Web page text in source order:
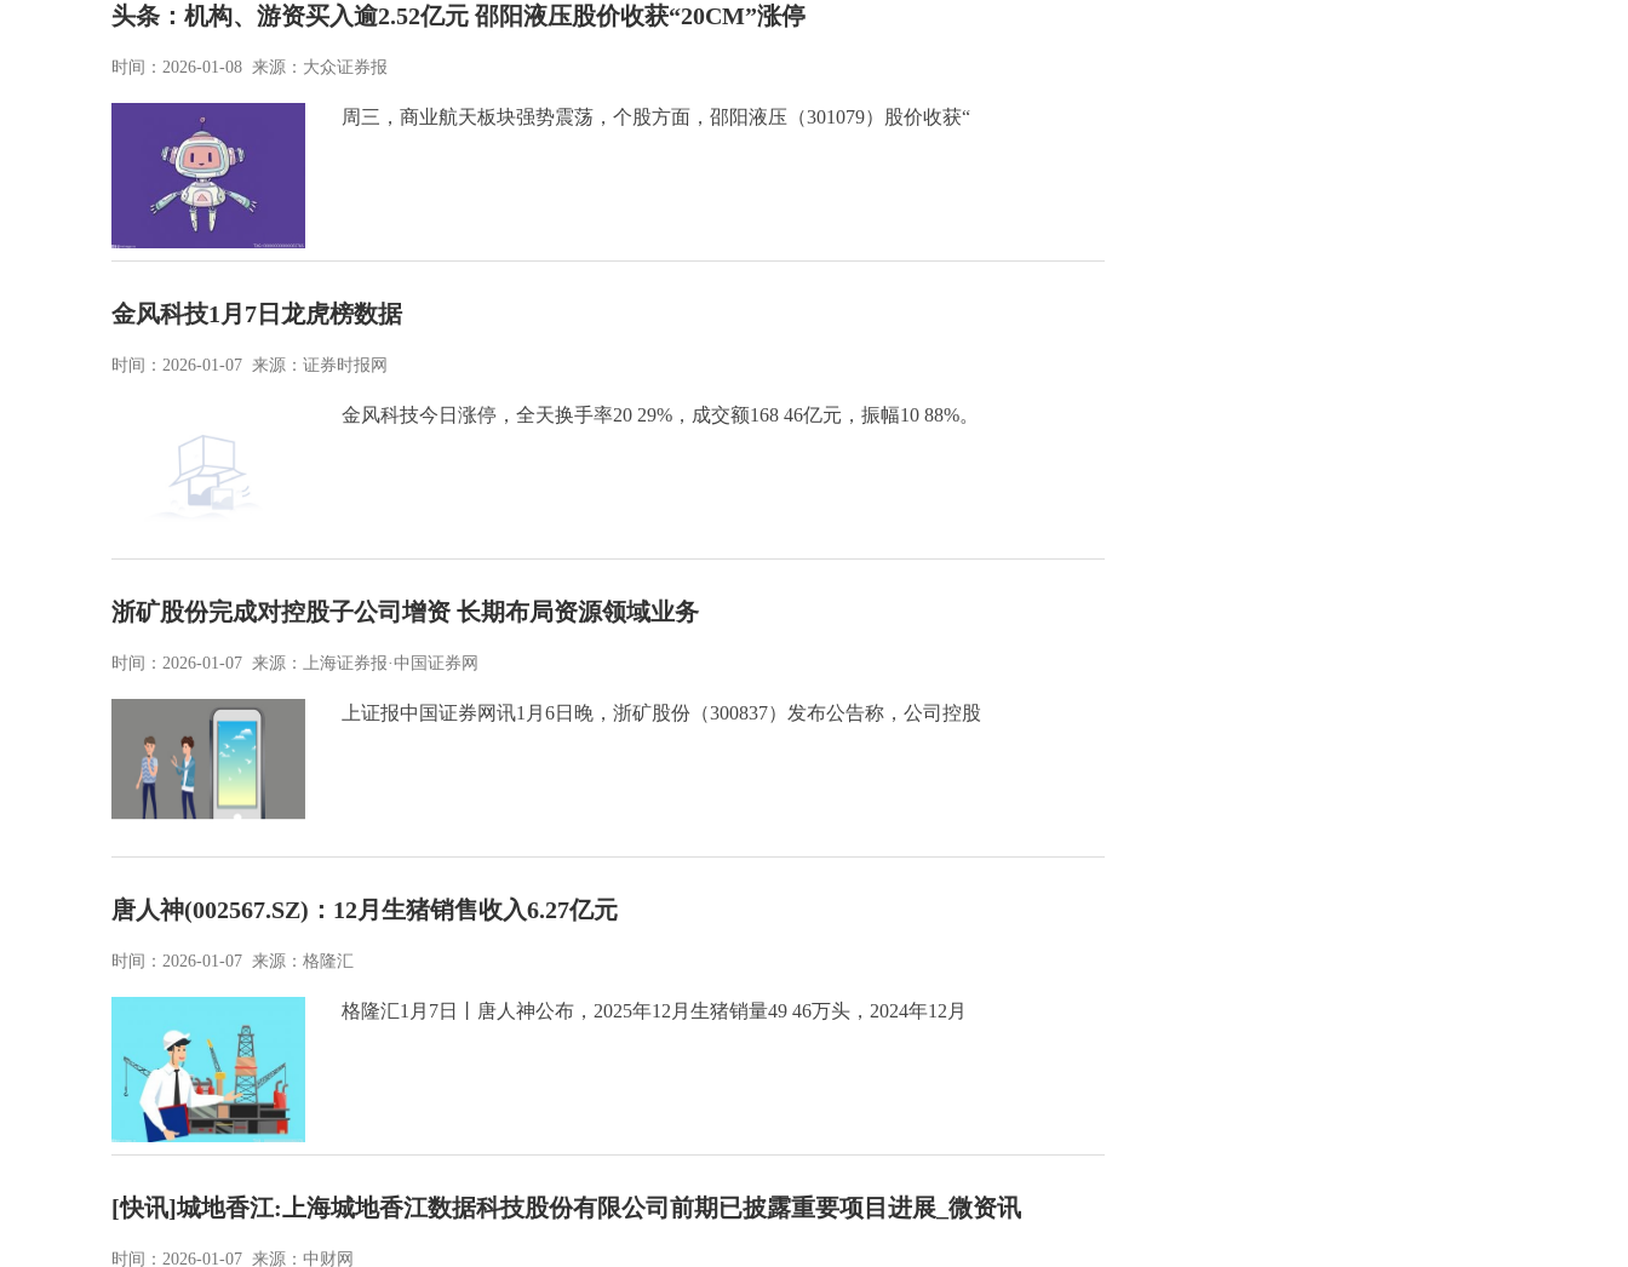
头条：机构、游资买入逾2.52亿元 邵阳液压股价收获“20CM”涨停
时间：2026-01-08 来源：大众证券报
周三，商业航天板块强势震荡，个股方面，邵阳液压（301079）股价收获“
金风科技1月7日龙虎榜数据
时间：2026-01-07 来源：证券时报网
金风科技今日涨停，全天换手率20 29%，成交额168 46亿元，振幅10 88%。
浙矿股份完成对控股子公司增资 长期布局资源领域业务
时间：2026-01-07 来源：上海证券报·中国证券网
上证报中国证券网讯1月6日晚，浙矿股份（300837）发布公告称，公司控股
唐人神(002567.SZ)：12月生猪销售收入6.27亿元
时间：2026-01-07 来源：格隆汇
格隆汇1月7日丨唐人神公布，2025年12月生猪销量49 46万头，2024年12月
[快讯]城地香江:上海城地香江数据科技股份有限公司前期已披露重要项目进展_微资讯
时间：2026-01-07 来源：中财网